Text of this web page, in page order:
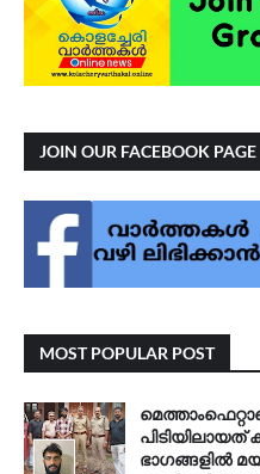
JOIN OUR FACEBOOK PAGE
MOST POPULAR POST
പിടിയിലായത്
ഭാഗങ്ങളിൽ